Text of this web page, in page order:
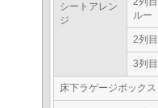
シートアレン
ジ
ルー
2列
3列
床下ラゲージボックス